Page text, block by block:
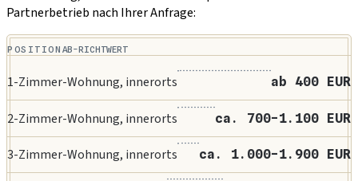
Partnerbetrieb nach Ihrer Anfrage:
POSITION AB-RICHTWERT
1-Zimmer-Wohnung, innerorts ab 400 EUR
2-Zimmer-Wohnung, innerorts ca. 700-1.100 EUR
3-Zimmer-Wohnung, innerorts ca. 1.000-1.900 EUR